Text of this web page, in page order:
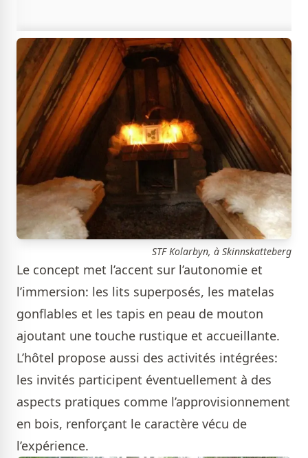
STF Kolarbyn, à Skinnskatteberg
Le concept met l’accent sur l’autonomie et
l’immersion: les lits superposés, les matelas
gonflables et les tapis en peau de mouton
ajoutant une touche rustique et accueillante.
L’hôtel propose aussi des activités intégrées:
les invités participent éventuellement à des
aspects pratiques comme l’approvisionnement
en bois, renforçant le caractère vécu de
l’expérience.